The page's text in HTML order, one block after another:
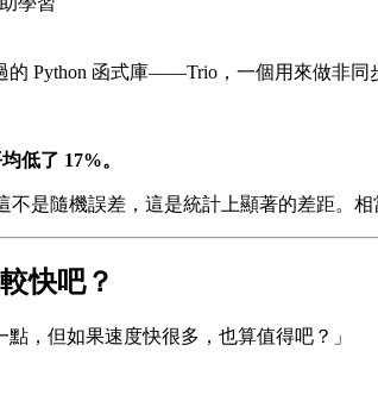
Python 函式庫——Trio，一個用來做非
低了 17%。
這不是隨機誤差，這是統計上顯著的差距。
快吧？
，但如果速度快很多，也算值得吧？」